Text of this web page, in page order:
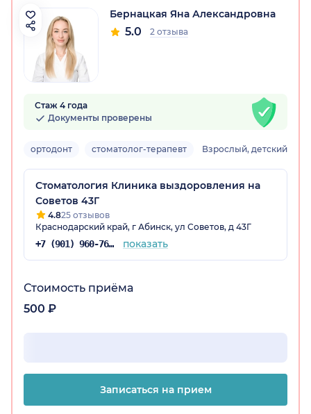
Бернацкая Яна Александровна
5.0 2 отзыва
Стаж 4 года
Документы проверены
ортодонт стоматолог-терапевт Взрослый, детский
Стоматология Клиника выздоровления на
Советов 43Г
4.825 отзывов
Краснодарский край, г Абинск, ул Советов, д 43Г
+7 (901) 960-76-09 показать
Стоимость приёма
500 ₽
Записаться на прием